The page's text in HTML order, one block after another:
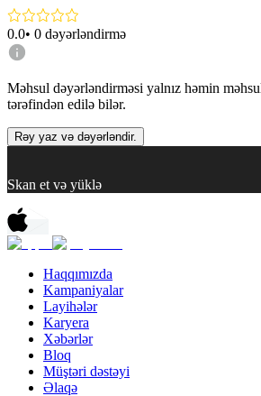
0.0• 0 dəyərləndirmə
Məhsul dəyərləndirməsi yalnız həmin
tərəfindən edilə bilər.
Rəy yaz və dəyərləndir.
Skan et və yüklə
Haqqımızda
Kampaniyalar
Layihələr
Karyera
Xəbərlər
Bloq
Müştəri dəstəyi
Əlaqə